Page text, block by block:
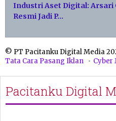
Industri Aset Digital: Arsari
Resmi Jadi P…
© PT Pacitanku Digital Media
Tata Cara Pasang Iklan
Cyber
Pacitanku Digital